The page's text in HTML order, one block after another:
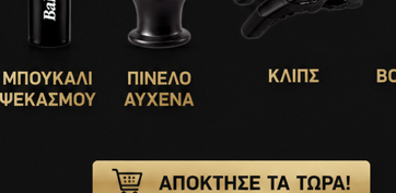
ΠΡΟΣΘΉΚΗ ΣΤΟ ΚΑΛΆΘΙ
1 →